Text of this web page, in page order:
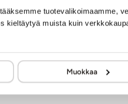
tuotevalikoimaamme,
kieltäytyä muista kuin
Muokkaa
saadaan aikaan paras
tuomaan itsevarmuutta niihin